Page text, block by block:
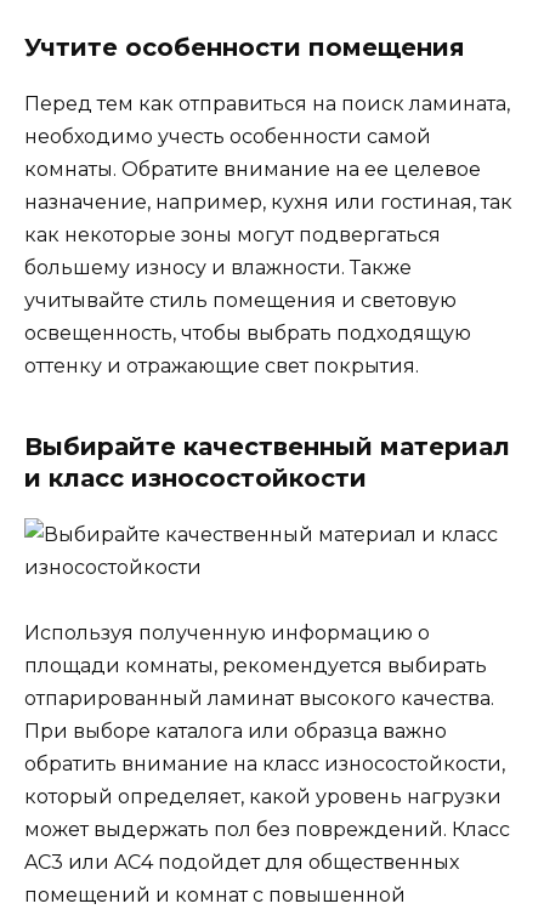
Учтите особенности помещения
Перед тем как отправиться на поиск ламината,
необходимо учесть особенности самой
комнаты. Обратите внимание на ее целевое
назначение, например, кухня или гостиная, так
как некоторые зоны могут подвергаться
большему износу и влажности. Также
учитывайте стиль помещения и световую
освещенность, чтобы выбрать подходящую
оттенку и отражающие свет покрытия.
Выбирайте качественный материал
и класс износостойкости
Используя полученную информацию о
площади комнаты, рекомендуется выбирать
отпарированный ламинат высокого качества.
При выборе каталога или образца важно
обратить внимание на класс износостойкости,
который определяет, какой уровень нагрузки
может выдержать пол без повреждений. Класс
AC3 или AC4 подойдет для общественных
помещений и комнат с повышенной